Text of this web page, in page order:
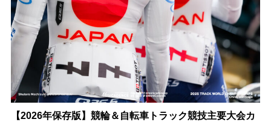
【2026年保存版】競輪＆自転車トラック競技主要大会カ